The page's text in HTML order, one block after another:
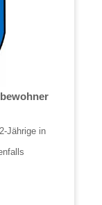
Jährige in